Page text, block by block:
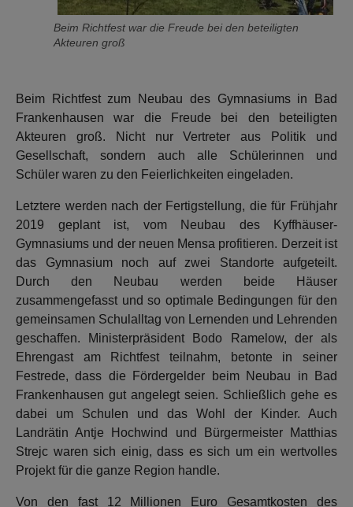
Beim Richtfest war die Freude bei den beteiligten
Akteuren groß
Beim Richtfest zum Neubau des Gymnasiums in Bad
Frankenhausen war die Freude bei den beteiligten
Akteuren groß. Nicht nur Vertreter aus Politik und
Gesellschaft, sondern auch alle Schülerinnen und
Schüler waren zu den Feierlichkeiten eingeladen.
Letztere werden nach der Fertigstellung, die für Frühjahr
2019 geplant ist, vom Neubau des Kyffhäuser-
Gymnasiums und der neuen Mensa profitieren. Derzeit ist
das Gymnasium noch auf zwei Standorte aufgeteilt.
Durch den Neubau werden beide Häuser
zusammengefasst und so optimale Bedingungen für den
gemeinsamen Schulalltag von Lernenden und Lehrenden
geschaffen. Ministerpräsident Bodo Ramelow, der als
Ehrengast am Richtfest teilnahm, betonte in seiner
Festrede, dass die Fördergelder beim Neubau in Bad
Frankenhausen gut angelegt seien. Schließlich gehe es
dabei um Schulen und das Wohl der Kinder. Auch
Landrätin Antje Hochwind und Bürgermeister Matthias
Strejc waren sich einig, dass es sich um ein wertvolles
Projekt für die ganze Region handle.
Von den fast 12 Millionen Euro Gesamtkosten des